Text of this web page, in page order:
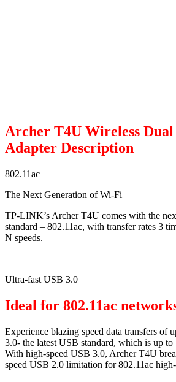
Archer T4U Wireless Dual
Adapter Description
802.11ac
The Next Generation of Wi-Fi
TP-LINK’s Archer T4U comes with the
standard – 802.11ac, with transfer rates 3
N speeds.
Ultra-fast USB 3.0
Ideal for 802.11ac
Experience blazing speed data transfers of
3.0- the latest USB standard, which is up
With high-speed USB 3.0, Archer T4U
speed USB 2.0 limitation for 802.11ac